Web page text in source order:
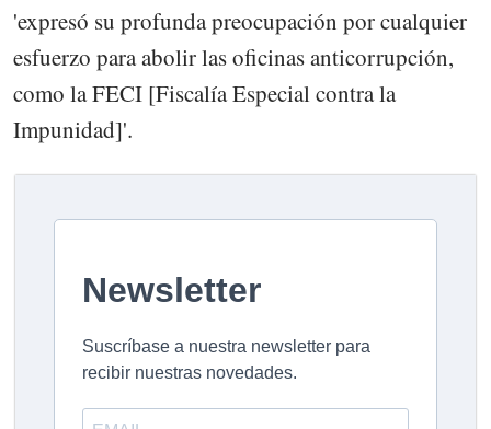
'expresó su profunda preocupación por cualquier
esfuerzo para abolir las oficinas anticorrupción,
como la FECI [Fiscalía Especial contra la
Impunidad]'.